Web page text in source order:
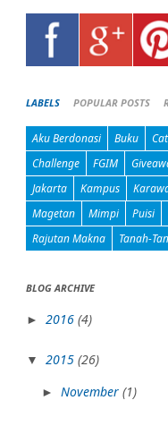
LABELS POPULAR POSTS
Aku Berdonasi Buku
Challenge
FGIM
Jakarta
Kampus
Magetan
Mimpi Puisi
Rajutan Makna
Tanah-
BLOG ARCHIVE
► 2016 (4)
▼ 2015 (26)
► November (1)